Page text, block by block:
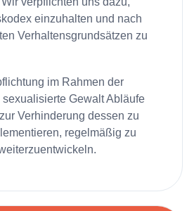
einzuhalten und nach
Verhaltensgrundsätzen zu
im Rahmen der
Gewalt Abläufe
Verhinderung dessen zu
regelmäßig zu